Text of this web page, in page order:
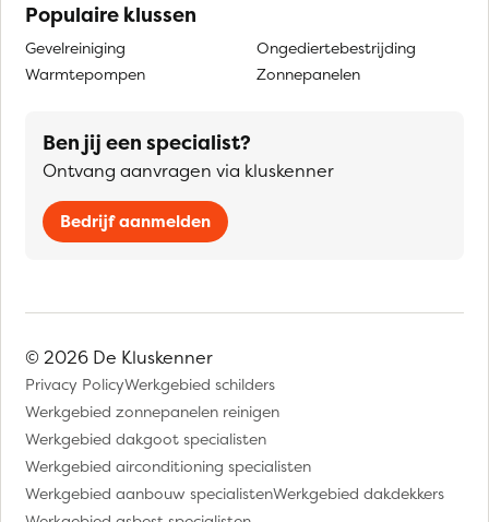
Populaire klussen
Gevelreiniging
Warmtepompen
Ongediertebestrijding
Zonnepanelen
Ben jij een specialist?
Ontvang aanvragen via kluskenner
Bedrijf aanmelden
© 2026 De Kluskenner
Privacy PolicyWerkgebied schilders
Werkgebied zonnepanelen reinigen
Werkgebied dakgoot specialisten
Werkgebied airconditioning specialisten
Werkgebied aanbouw specialistenWerkgebied dakdekkers